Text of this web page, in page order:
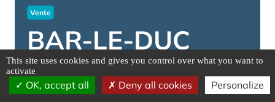
BAR-LE-DUC
Vente
Adresse : 10 RUE DE VERDUN, 55000
This site uses cookies and gives you control over what you want to
activate
OK, accept all Deny all cookies Personalize